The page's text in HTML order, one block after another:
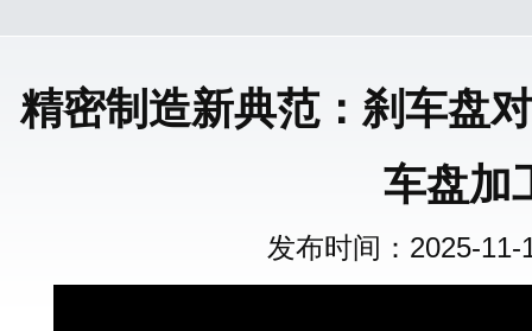
精密制造新典范：刹车盘
车盘加
发布时间：2025-11-